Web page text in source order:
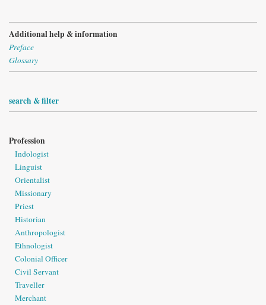
Additional help & information
Preface
Glossary
search & filter
Profession
Indologist
Linguist
Orientalist
Missionary
Priest
Historian
Anthropologist
Ethnologist
Colonial Officer
Civil Servant
Traveller
Merchant